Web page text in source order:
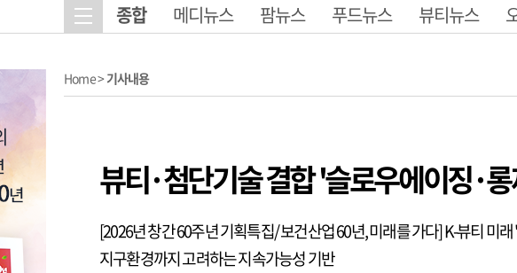
종합 메디뉴스 팜뉴스 푸드뉴스 뷰티뉴스
Home>기사내용
뷰티·첨단기술 결합 '슬로우에이징·
[2026년 창간 60주년 기획특집/ 보건산업 60년, 미래를 가다] K-뷰티 미
지구환경까지 고려하는 지속가능성 기반